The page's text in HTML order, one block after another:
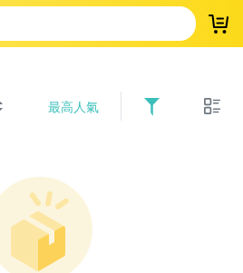
登
最高人氣